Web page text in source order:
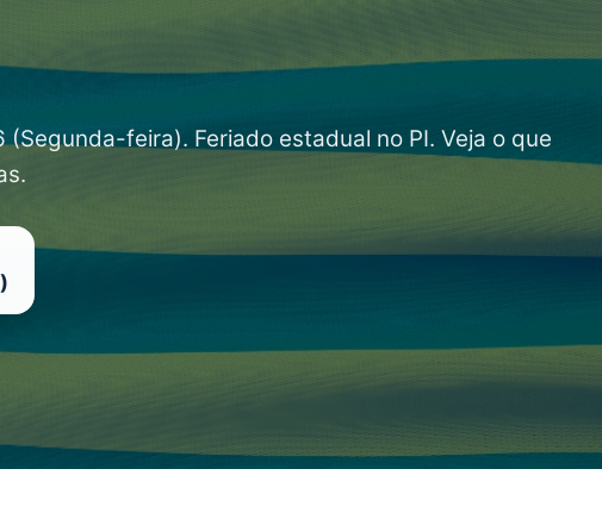
feira). Feriado estadual no PI. Veja o que